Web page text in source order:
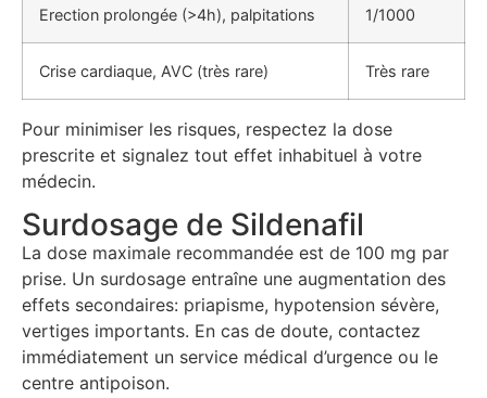
Erection prolongée (>4h), palpitations 1/1000
Crise cardiaque, AVC (très rare) Très rare
Pour minimiser les risques, respectez la dose
prescrite et signalez tout effet inhabituel à votre
médecin.
Surdosage de Sildenafil
La dose maximale recommandée est de 100 mg par
prise. Un surdosage entraîne une augmentation des
effets secondaires: priapisme, hypotension sévère,
vertiges importants. En cas de doute, contactez
immédiatement un service médical d’urgence ou le
centre antipoison.